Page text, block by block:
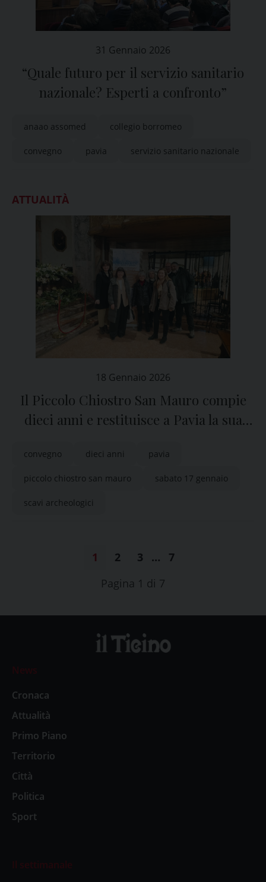
31 Gennaio 2026
“Quale futuro per il servizio sanitario
nazionale? Esperti a confronto”
anaao assomed collegio borromeo
convegno pavia servizio sanitario nazionale
ATTUALITÀ
18 Gennaio 2026
Il Piccolo Chiostro San Mauro compie
dieci anni e restituisce a Pavia la sua
convegno dieci anni pavia
piccolo chiostro san mauro sabato 17 gennaio
scavi archeologici
1 2 3 …
7
Pagina 1 di 7
News
Cronaca
Attualità
Primo Piano
Territorio
Città
Politica
Sport
Il settimanale